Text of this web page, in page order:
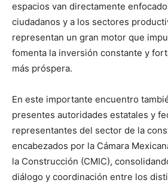
espacios van directamente
ciudadanos y a los sectores
representan un gran motor que
fomenta la inversión constante y
más próspera.
En este importante encuentro
presentes autoridades estatales y
representantes del sector de la
encabezados por la Cámara
la Construcción (CMIC),
diálogo y coordinación entre los